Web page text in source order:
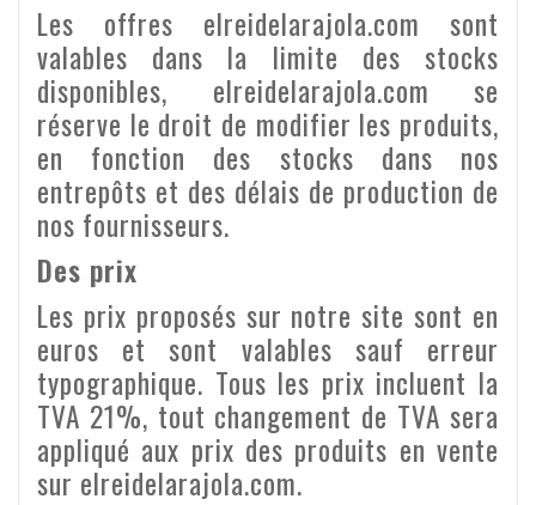
Les offres elreidelarajola.com sont
valables dans la limite des stocks
disponibles, elreidelarajola.com se
réserve le droit de modifier les produits,
en fonction des stocks dans nos
entrepôts et des délais de production de
nos fournisseurs.
Des prix
Les prix proposés sur notre site sont en
euros et sont valables sauf erreur
typographique. Tous les prix incluent la
TVA 21%, tout changement de TVA sera
appliqué aux prix des produits en vente
sur elreidelarajola.com.